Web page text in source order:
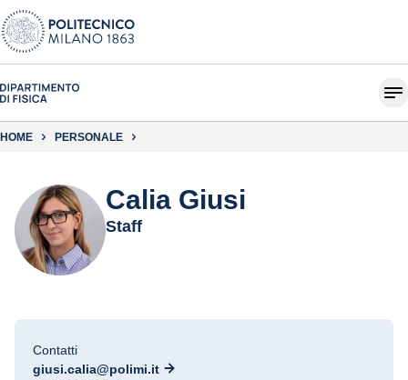
HOME PERSONALE
Calia Giusi
Staff
Contatti
giusi.calia@polimi.it